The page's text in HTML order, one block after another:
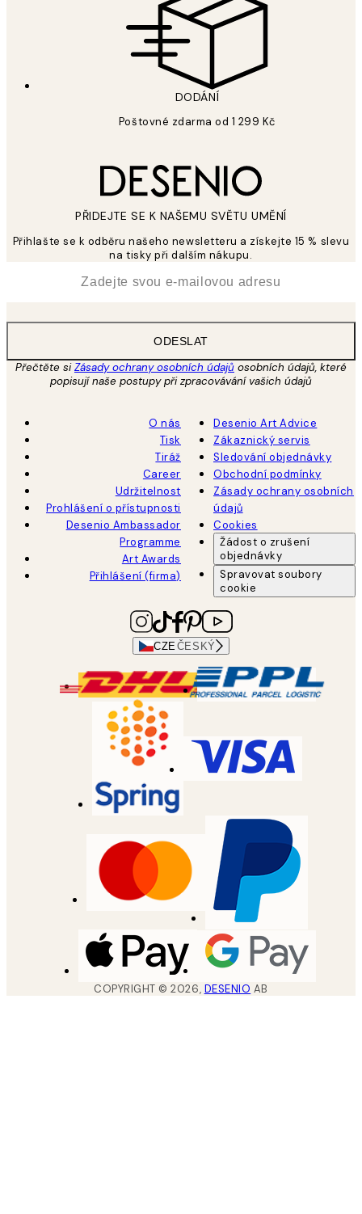
DODÁNÍ
Poštovné zdarma od 1 299 Kč
PŘIDEJTE SE K NAŠEMU SVĚTU UMĚNÍ
Přihlašte se k odběru našeho newsletteru a získejte 15 % slevu
na tisky při dalším nákupu.
ODESLAT
Přečtěte siZásady ochrany osobních údajů osobních údajů, které
popisují naše postupy při zpracovávání vašich údajů
O nás
Tisk
Tiráž
Career
Udržitelnost
Prohlášení o přístupnosti
Desenio Ambassador
Programme
Art Awards
Přihlášení (firma)
Desenio Art Advice
Zákaznický servis
Sledování objednávky
Obchodní podmínky
Zásady ochrany osobních
údajů
Cookies
Žádost o zrušení
objednávky
Spravovat soubory
cookie
CZE ČESKÝ
COPYRIGHT ©2026, DESENIO AB